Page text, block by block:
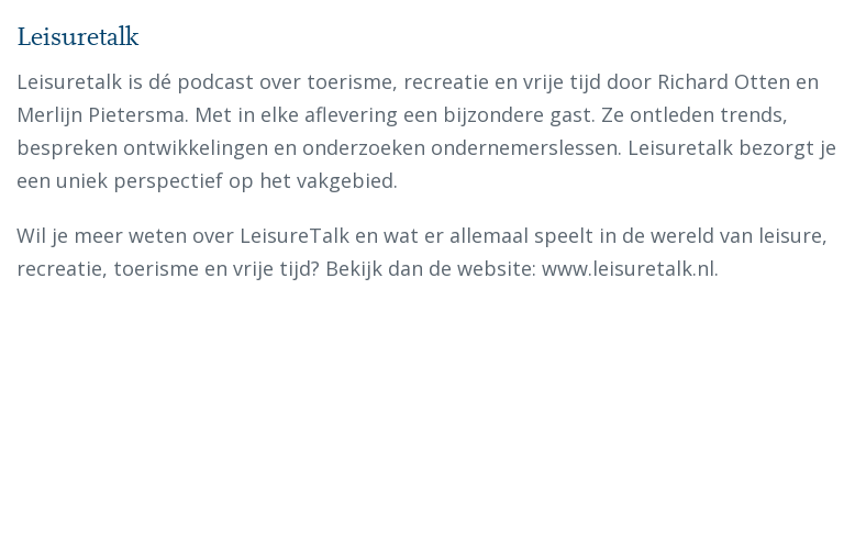
Leisuretalk
Leisuretalk is dé podcast over toerisme, recreatie en vrije tijd door Richard Otten en
Merlijn Pietersma. Met in elke aflevering een bijzondere gast. Ze ontleden trends,
bespreken ontwikkelingen en onderzoeken ondernemerslessen. Leisuretalk bezorgt je
een uniek perspectief op het vakgebied.
Wil je meer weten over LeisureTalk en wat er allemaal speelt in de wereld van leisure,
recreatie, toerisme en vrije tijd? Bekijk dan de website: www.leisuretalk.nl.